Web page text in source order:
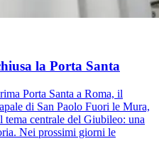
la Porta Santa
Porta Santa a Roma, il
di San Paolo Fuori le Mura,
centrale del Giubileo: una
Nei prossimi giorni le